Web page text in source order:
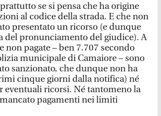
se si pensa che ha origine
al codice della strada. E che non
presentato un ricorso (e dunque
del pronunciamento del giudice). A
pagate – ben 7.707 secondo
municipale di Camaiore – sono
sanzionato, che dunque non ha
cinque giorni dalla notifica) né
eventuali ricorsi. Né tantomeno la
pagamenti nei limiti